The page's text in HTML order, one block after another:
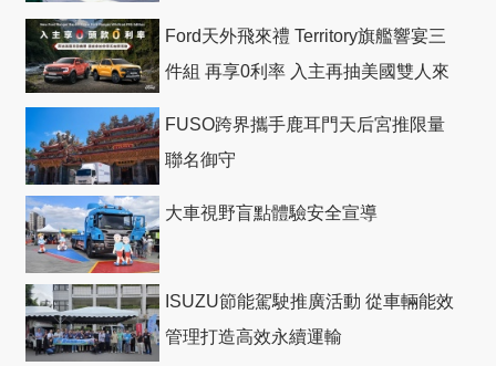
Ford天外飛來禮 Territory旗艦響宴三
件組 再享0利率 入主再抽美國雙人來
FUSO跨界攜手鹿耳門天后宮推限量
聯名御守
大車視野盲點體驗安全宣導
ISUZU節能駕駛推廣活動 從車輛能效
管理打造高效永續運輸